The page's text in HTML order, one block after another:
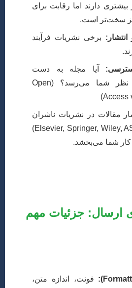
بیشتری دارند اما رقابت برای
سخت‌تر است.
برخی نشریات فرآیند
آیا مجله به دست
مخاطبان مورد نظر شما می‌رسد؟ (Open
Access
مقالات در نشریات ناشران
معتبر (مانند Elsevier, Springer, Wiley, ASCE)
کار شما می‌بخشد.
ارسال: جزئیات مهم
فونت، اندازه متن،